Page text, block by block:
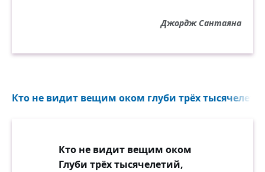
Джордж Сантаяна
Кто не видит вещим оком глуби трёх
Кто не видит вещим оком
Глуби трёх тысячелетий,